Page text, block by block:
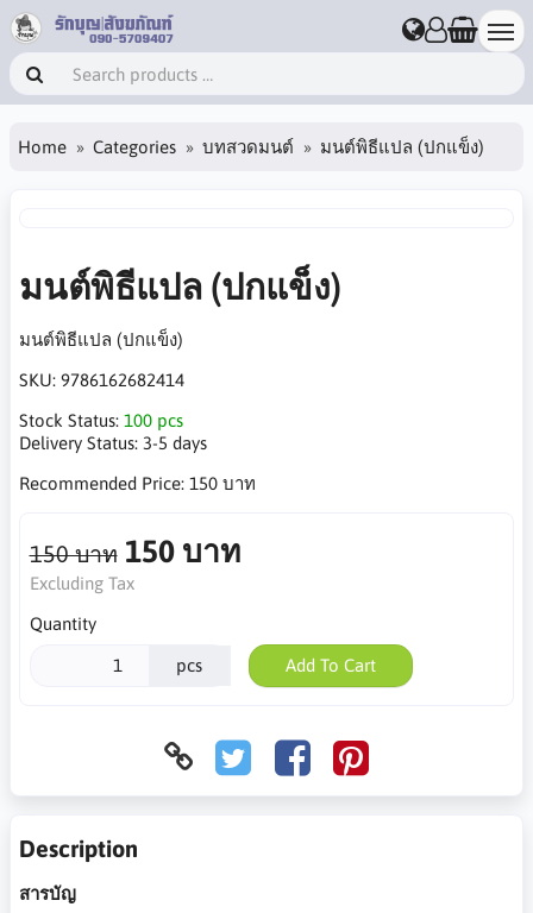
Home Categories บทสวดมนต์ มนต์พิธีแปล (ปกแข็ง)
มนต์พิธีแปล (ปกแข็ง)
มนต์พิธีแปล (ปกแข็ง)
SKU: 9786162682414
Stock Status: 100 pcs
Delivery Status: 3-5 days
Recommended Price: 150 บาท
150 บาท 150 บาท
Excluding Tax
Quantity
pcs Add To Cart
Description
สารบัญ